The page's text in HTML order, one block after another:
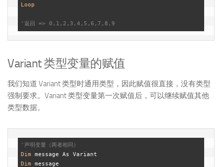
Loop
'返回 => 0,1,2,3,4,5,6,7,8,9
Variant 类型变量的赋值
我们知道 Variant 类型时通用类型，因此赋值很直接，没有类型
强制要求。Variant 类型变量第一次赋值后，可以继续赋值其他
类型数据。
'声明变量（两者相同）
Dim
Dim message